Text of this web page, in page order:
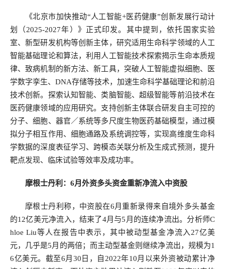
《北京市加快推动“人工智能+医药健康”创新发展行动计
划（2025-2027年）》正式印发。其中提到，依托国家实验
室、新型研发机构等创新主体，研究适用生命科学领域的人工
智能基础理论和算法，利用人工智能技术探索揭示生命本质规
律、致病机制的新方法、新工具，突破人工智能虚拟细胞、医
学数字孪生、DNA存储等技术，加速生命科学基础理论和前沿
技术创新。探索认知智能、类脑智能、超级智能等前沿技术在
医药健康领域的应用研究。支持创新主体联合研发自主可控的
分子、细胞、器官／系统等多尺度生物医药基础模型，通过模
拟分子相互作用、细胞通路及系统调控等，实现高维度生命科
学数据的深度表征学习、跨模态关联分析及生成式预测，提升
靶点发现、临床试验等效率及成功率。
摩根士丹利：6月外资多头资金重新净流入中资股
摩根士丹利称，中资股在6月重新录得来自境外多头基金
的12亿美元净流入，结束了4月与5月的连续净流出。分析师C
hloe Liu等人在报告中表示，其中被动型基金净流入27亿美
元，几乎是5月的两倍；而主动型基金则继续净流出，规模为1
6亿美元。截至6月30日，自2022年10月以来外资被动累计净